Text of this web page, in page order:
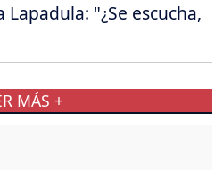
Lapadula: "¿Se escucha,
MÁS +